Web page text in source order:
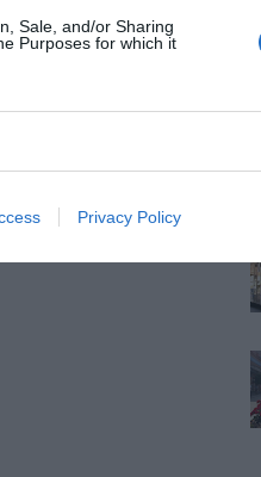
Sale, and/or Sharing
Purposes for which it
Privacy Policy